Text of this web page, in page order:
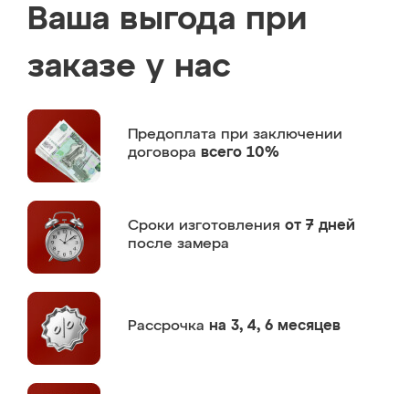
Ваша выгода при
заказе у нас
Предоплата при заключении
договора всего 10%
Сроки изготовления от 7 дней
после замера
Рассрочка на 3, 4, 6 месяцев